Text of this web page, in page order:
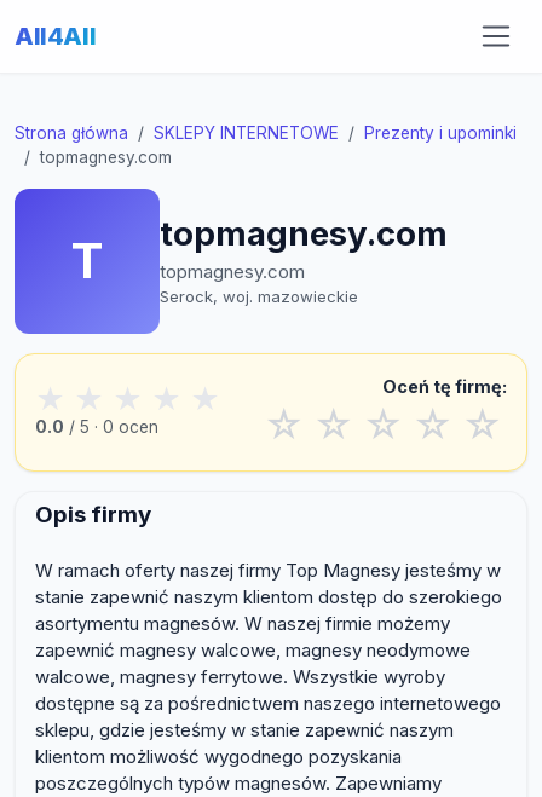
All4All
Strona główna SKLEPY INTERNETOWE
Prezenty i upominki
topmagnesy.com
T topmagnesy.com
topmagnesy.com
Serock, woj. mazowieckie
★ ★ ★ ★ ★
0.0 / 5 · 0 ocen
Oceń tę firmę:
☆ ☆ ☆ ☆ ☆
Opis firmy
W ramach oferty naszej firmy Top Magnesy jesteśmy w
stanie zapewnić naszym klientom dostęp do szerokiego
asortymentu magnesów. W naszej firmie możemy
zapewnić magnesy walcowe, magnesy neodymowe
walcowe, magnesy ferrytowe. Wszystkie wyroby
dostępne są za pośrednictwem naszego internetowego
sklepu, gdzie jesteśmy w stanie zapewnić naszym
klientom możliwość wygodnego pozyskania
poszczególnych typów magnesów. Zapewniamy